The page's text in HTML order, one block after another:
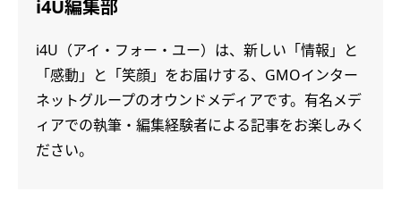
i4U編集部
i4U（アイ・フォー・ユー）は、新しい「情報」と
「感動」と「笑顔」をお届けする、GMOインター
ネットグループのオウンドメディアです。有名メデ
ィアでの執筆・編集経験者による記事をお楽しみく
ださい。